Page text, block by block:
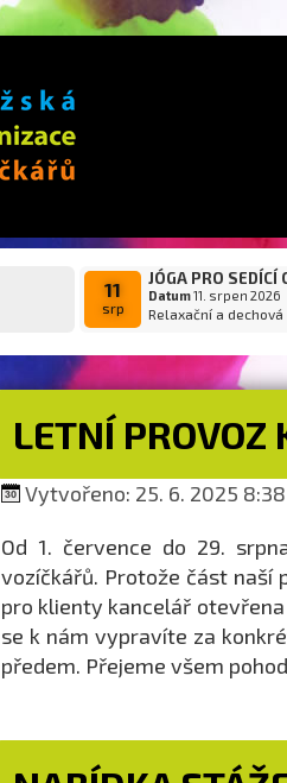
11
srp
JÓGA PRO
Datum11. srpen 2026
Relaxační a
LETNÍ PROVOZ
Vytvořeno: 25. 6. 2025 8:38
Od 1. července do 29.
vozíčkářů. Protože část naší
pro klienty kancelář
se k nám vypravíte za
předem. Přejeme všem